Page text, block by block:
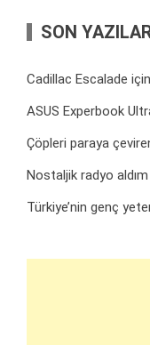
SON
Cadillac Escalade
ASUS Experbook
Çöpleri paraya
Nostaljik radyo aldım
Türkiye’nin genç